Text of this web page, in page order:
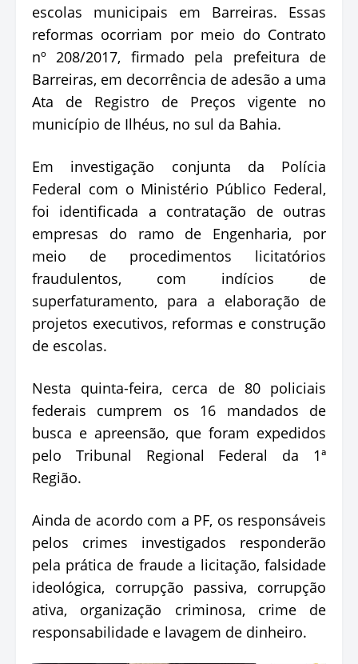
escolas municipais em Barreiras. Essas
reformas ocorriam por meio do Contrato
nº 208/2017, firmado pela prefeitura de
Barreiras, em decorrência de adesão a uma
Ata de Registro de Preços vigente no
município de Ilhéus, no sul da Bahia.
Em investigação conjunta da Polícia
Federal com o Ministério Público Federal,
foi identificada a contratação de outras
empresas do ramo de Engenharia, por
meio de procedimentos licitatórios
fraudulentos, com indícios de
superfaturamento, para a elaboração de
projetos executivos, reformas e construção
de escolas.
Nesta quinta-feira, cerca de 80 policiais
federais cumprem os 16 mandados de
busca e apreensão, que foram expedidos
pelo Tribunal Regional Federal da 1ª
Região.
Ainda de acordo com a PF, os responsáveis
pelos crimes investigados responderão
pela prática de fraude a licitação, falsidade
ideológica, corrupção passiva, corrupção
ativa, organização criminosa, crime de
responsabilidade e lavagem de dinheiro.